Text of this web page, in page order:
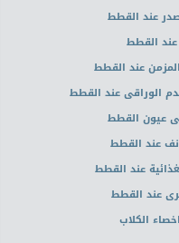
عند القطط
القطط
عند القطط
الوراقى عند القطط
عيون القطط
عند القطط
عند القطط
عند القطط
الكلاب